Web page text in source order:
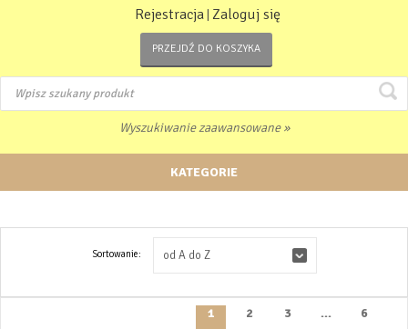
Rejestracja Zaloguj się
PRZEJDŹ DO KOSZYKA
Wyszukiwanie zaawansowane »
KATEGORIE
Sortowanie: od A do Z
1 2 3 ... 6